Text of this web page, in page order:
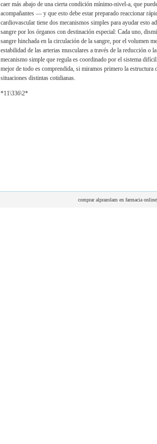
caer más abajo de una cierta condición mínimo-nivel-a, que
acompañantes — y que esto debe estar preparado reaccionar
cardiovascular tiene dos mecanismos simples para ayudar esto
sangre por los órganos con destinación especial: Cada uno,
sangre hinchada en la circulación de la sangre, por el volumen
estabilidad de las arterias musculares a través de la reducción o
mecanismo simple que regula es coordinado por el sistema
mejor de todo es comprendida, si miramos primero la estructura
situaciones distintas cotidianas.
*11\336\2*
comprar alprazolam en farmacia